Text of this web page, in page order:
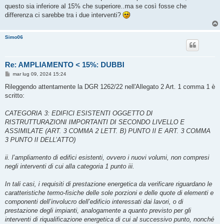
g
i
questo sia inferiore al 15% che superiore..ma se così fosse che
differenza ci sarebbe tra i due interventi?
Simo06
Re: AMPLIAMENTO < 15%: DUBBI
M
s
a
i
o
mar lug 09, 2024 15:24
Rileggendo attentamente la DGR 1262/22 nell'Allegato 2 Art. 1 comma 1 è
scritto:
CATEGORIA 3: EDIFICI ESISTENTI OGGETTO DI
RISTRUTTURAZIONI IMPORTANTI DI SECONDO LIVELLO E
ASSIMILATE (ART. 3 COMMA 2 LETT. B) PUNTO II E ART. 3 COMMA
3 PUNTO II DELL’ATTO)
ii. l’ampliamento di edifici esistenti, ovvero i nuovi volumi, non compresi
negli interventi di cui alla categoria 1 punto iii.
In tali casi, i requisiti di prestazione energetica da verificare riguardano le
caratteristiche termo-fisiche delle sole porzioni e delle quote di elementi e
componenti dell’involucro dell’edificio interessati dai lavori, o di
prestazione degli impianti, analogamente a quanto previsto per gli
interventi di riqualificazione energetica di cui al successivo punto, nonché